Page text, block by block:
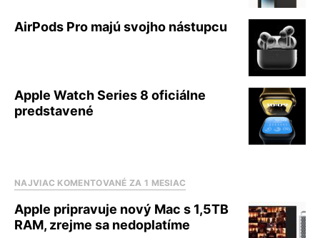
AirPods Pro majú svojho nástupcu
Apple Watch Series 8 oficiálne
predstavené
NAJVIAC KOMENTOVANÉ ZA 1 MESIAC
Apple pripravuje nový Mac s 1,5TB
RAM, zrejme sa nedoplatíme